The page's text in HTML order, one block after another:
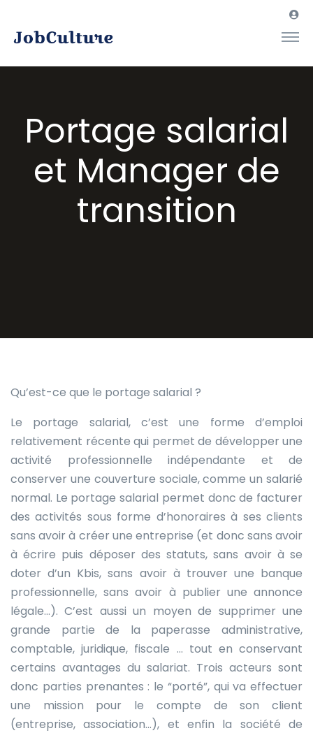
Portage salarial
et Manager de
transition
Qu’est-ce que le portage salarial ?
Le portage salarial, c’est une forme d’emploi
relativement récente qui permet de développer une
activité professionnelle indépendante et de
conserver une couverture sociale, comme un salarié
normal. Le portage salarial permet donc de facturer
des activités sous forme d’honoraires à ses clients
sans avoir à créer une entreprise (et donc sans avoir
à écrire puis déposer des statuts, sans avoir à se
doter d’un Kbis, sans avoir à trouver une banque
professionnelle, sans avoir à publier une annonce
légale…). C’est aussi un moyen de supprimer une
grande partie de la paperasse administrative,
comptable, juridique, fiscale … tout en conservant
certains avantages du salariat. Trois acteurs sont
donc parties prenantes : le “porté”, qui va effectuer
une mission pour le compte de son client
(entreprise, association…), et enfin la société de